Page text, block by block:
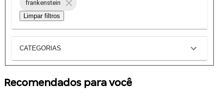
frankenstein
Limpar filtros
CATEGORIAS
Recomendados para você